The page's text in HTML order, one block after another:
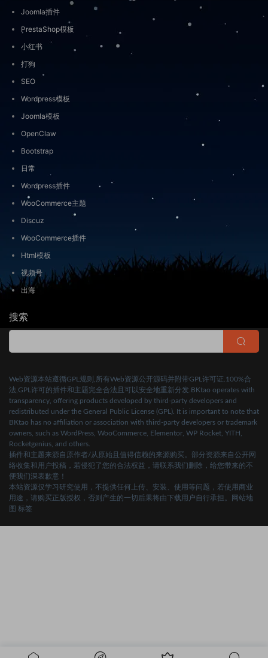
Joomla插件
PrestaShop模板
小红书
打狗
SEO
Wordpress模板
Joomla模板
OpenClaw
Bootstrap
日常
Wordpress插件
WooCommerce主题
Discuz
WooCommerce插件
Html模板
视频号
出海
搜索
Web资源本站遵循GPL规则,所有Web资源公开源码并附带GPL许可证.100%合
法,GPL许可的插件和主题完全合法且可以安全地重新分发.BKtao operates with
transparency, offering products developed by third-party developers and
redistributed under the General Public License (GPL). It is important to note that
BKtao has no affiliation or association with third-party developers or trademark
owners, such as WordPress, WooCommerce, Elementor, WP Rocket, YITH,
Rocketgenius, and others.
插件和主题来源自原作者/从原始且值得信赖的来源购买。部分资源来自公开网
络收集和用户投稿，若侵犯了您的合法权益，请联系我们删除，给您带来的不
便我们深表歉意！
本站资源仅学习研究使用，不提供任何上传、安装、使用等问题，若使用商业
用途，请购买正版授权，否则产生的一切后果将由下载用户自行承担。
网站地
图 标签